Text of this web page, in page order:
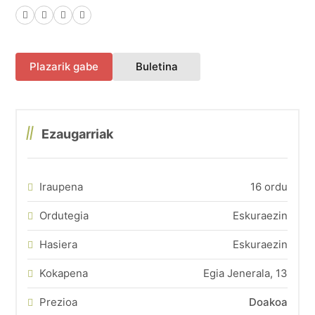
Plazarik gabe Buletina(fitxa berri batean irekiko
Ezaugarriak
Iraupena 16 ordu
Ordutegia Eskuraezin
Hasiera Eskuraezin
Kokapena Egia Jenerala, 13
Prezioa Doakoa